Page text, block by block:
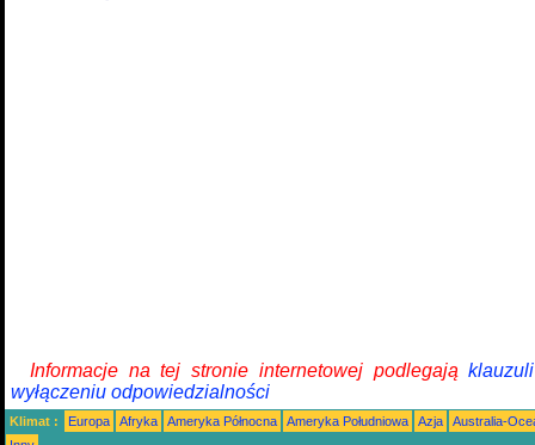
Informacje na tej stronie internetowej podlegają
wyłączeniu odpowiedzialności
Klimat : Europa Afryka Ameryka Północna Ameryka Południowa Azja
Australia-